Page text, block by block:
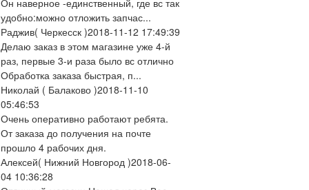
Он наверное -единственный, где вс так
удобно:можно отложить запчас...
Раджив( Черкесск )2018-11-12 17:49:39
Делаю заказ в этом магазине уже 4-й
раз, первые 3-и раза было вс отлично
Обработка заказа быстрая, п...
Николай ( Балаково )2018-11-10
05:46:53
Очень оперативно работают ребята.
От заказа до получения на почте
прошло 4 рабочих дня.
Алексей( Нижний Новгород )2018-06-
04 10:36:28